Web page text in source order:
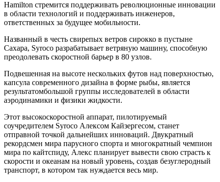
Hamilton стремится поддерживать революционные инновации
в области технологий и поддерживать инженеров,
ответственных за будущее мобильности.
Названный в честь свирепых ветров сирокко в пустыне
Сахара, Syroco разрабатывает ветряную машину, способную
преодолевать скоростной барьер в 80 узлов.
Подвешенная на высоте нескольких футов над поверхностью,
капсула современного дизайна в форме рыбы, является
результатомбольшой группы исследователей в области
аэродинамики и физики жидкости.
Этот высокоскоростной аппарат, пилотируемый
соучредителем Syroco Алексом Кайзергесом, станет
отправной точкой дальнейших инноваций. Двукратный
рекордсмен мира парусного спорта и многократный чемпион
мира по кайтспиду, Алекс планирует вывести свою страсть к
скорости и океанам на новый уровень, создав безуглеродный
транспорт, в котором так нуждается весь мир.